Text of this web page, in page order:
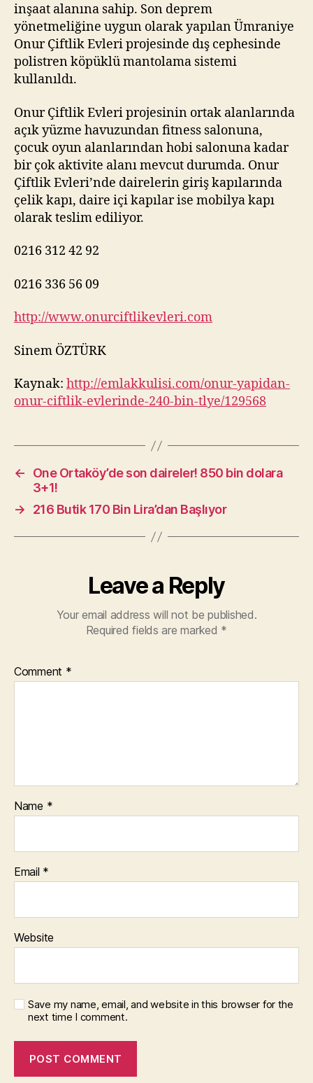
inşaat alanına sahip. Son deprem
yönetmeliğine uygun olarak yapılan Ümraniye
Onur Çiftlik Evleri projesinde dış cephesinde
polistren köpüklü mantolama sistemi
kullanıldı.
Onur Çiftlik Evleri projesinin ortak alanlarında
açık yüzme havuzundan fitness salonuna,
çocuk oyun alanlarından hobi salonuna kadar
bir çok aktivite alanı mevcut durumda. Onur
Çiftlik Evleri’nde dairelerin giriş kapılarında
çelik kapı, daire içi kapılar ise mobilya kapı
olarak teslim ediliyor.
0216 312 42 92
0216 336 56 09
http://www.onurciftlikevleri.com
Sinem ÖZTÜRK
Kaynak: http://emlakkulisi.com/onur-yapidan-
onur-ciftlik-evlerinde-240-bin-tlye/129568
←
One Ortaköy’de son daireler! 850 bin dolara
3+1!
→
216 Butik 170 Bin Lira’dan Başlıyor
Leave a Reply
Your email address will not be published.
Required fields are marked *
Comment *
Name *
Email *
Website
Save my name, email, and website in this browser for the
next time I comment.